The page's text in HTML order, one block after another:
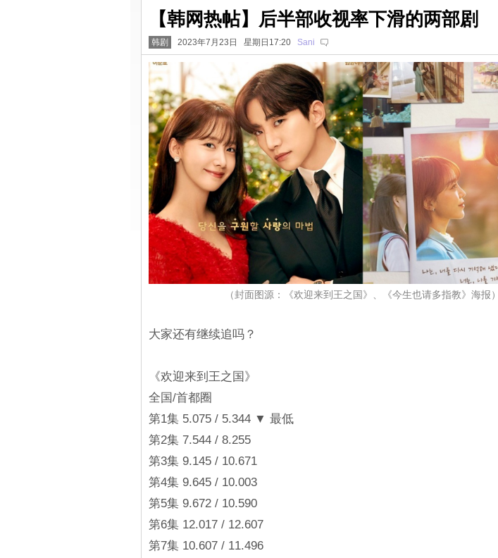
【韩网热帖】后半部收视率下滑的两部剧
韩剧 2023年7月23日 星期日17:20 Sani
（封面图源：《欢迎来到王之国》、《今生也请多指教》海报）
大家还有继续追吗？
《欢迎来到王之国》
全国/首都圈
第1集 5.075 / 5.344 ▼ 最低
第2集 7.544 / 8.255
第3集 9.145 / 10.671
第4集 9.645 / 10.003
第5集 9.672 / 10.590
第6集 12.017 / 12.607
第7集 10.607 / 11.496